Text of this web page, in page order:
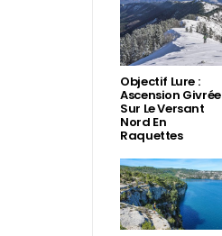
Objectif Lure :
Ascension Givrée
Sur Le Versant
Nord En
Raquettes